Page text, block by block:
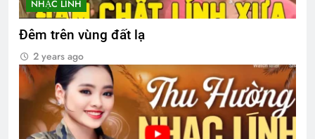
NHẠC LÍNH
Đêm trên vùng đất lạ
2 years ago